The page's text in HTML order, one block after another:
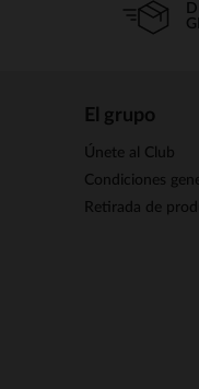
El grupo
Únete al Club
Condiciones
Retirada de